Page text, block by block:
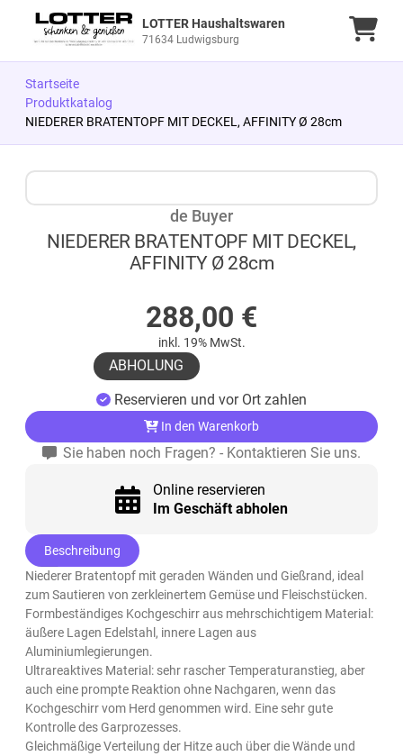
LOTTER Haushaltswaren
71634 Ludwigsburg
Startseite
Produktkatalog
NIEDERER BRATENTOPF MIT DECKEL, AFFINITY Ø 28cm
de Buyer
NIEDERER BRATENTOPF MIT DECKEL,
AFFINITY Ø 28cm
288,00 €
inkl. 19% MwSt.
ABHOLUNG
Reservieren und vor Ort zahlen
In den Warenkorb
Sie haben noch Fragen? - Kontaktieren Sie uns.
Online reservieren
Im Geschäft abholen
Beschreibung
Niederer Bratentopf mit geraden Wänden und Gießrand, ideal
zum Sautieren von zerkleinertem Gemüse und Fleischstücken.
Formbeständiges Kochgeschirr aus mehrschichtigem Material:
äußere Lagen Edelstahl, innere Lagen aus
Aluminiumlegierungen.
Ultrareaktives Material: sehr rascher Temperaturanstieg, aber
auch eine prompte Reaktion ohne Nachgaren, wenn das
Kochgeschirr vom Herd genommen wird. Eine sehr gute
Kontrolle des Garprozesses.
Gleichmäßige Verteilung der Hitze auch über die Wände und